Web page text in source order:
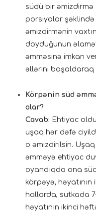
südü bir əmizdirmə
porsiyalar şəklində
əmizdirmənin
doyduğunun
əmməsinə imkan
əllərini boşaldaraq
Körpənin süd
olar?
Cavab: Ehtiyac
uşaq hər dəfə
o əmizdirilsin.
əmməyə ehtiyac
oyandıqda ona
körpəyə,
hallarda, sutkada
həyatının ikinci